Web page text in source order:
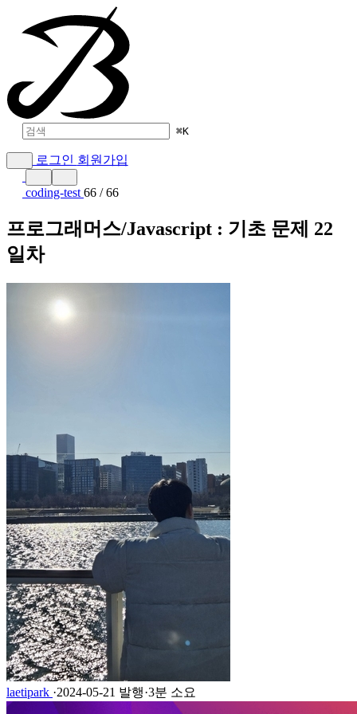
⌘K
로그인 회원가입
coding-test 66 / 66
프로그래머스/Javascript : 기초 문제 22
일차
laetipark ·2024-05-21 발행·3분 소요